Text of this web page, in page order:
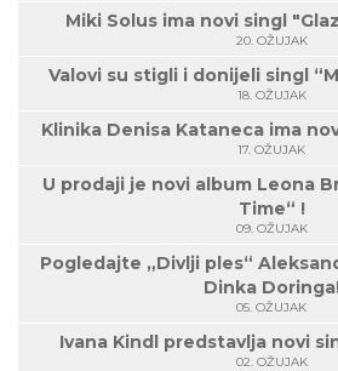
Miki Solus ima novi singl
20. OŽUJAK
Valovi su stigli i donijeli singl
18. OŽUJAK
Klinika Denisa Kataneca ima
17. OŽUJAK
U prodaji je novi album Leona
Time“ !
09. OŽUJAK
Pogledajte „Divlji ples“
Dinka
05. OŽUJAK
Ivana Kindl predstavlja novi
02. OŽUJAK